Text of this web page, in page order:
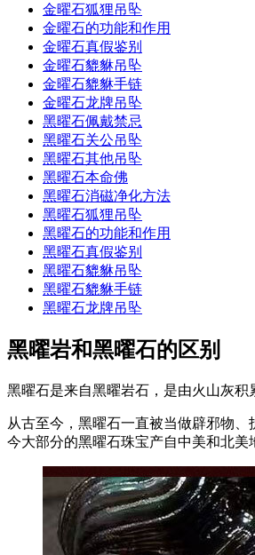
金曜石狐狸吊坠
金曜石的功能和作用
金曜石真假鉴别
金曜石貔貅吊坠
金曜石貔貅手链
金曜石龙牌吊坠
黑曜石佩戴禁忌
黑曜石关公吊坠
黑曜石其他吊坠
黑曜石本命佛
黑曜石消磁净化方法
黑曜石狐狸吊坠
黑曜石的功能和作用
黑曜石真假鉴别
黑曜石貔貅吊坠
黑曜石貔貅手链
黑曜石龙牌吊坠
黑曜岩和黑曜石的区别
黑曜石是来自黑曜岩石，是由火山灰积
从古至今，黑曜石一直被当做辟邪物
今大部分的黑曜石珠宝产自中美和北美